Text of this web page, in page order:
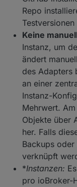
Repo
Testversionen
Keine
Instanz, um
ändert
des Adapters
an einer
Instanz-
Mehrwert.
Objekte über
her. Falls
Backups
verknüpft
*Instanzen:
pro ioBroker-